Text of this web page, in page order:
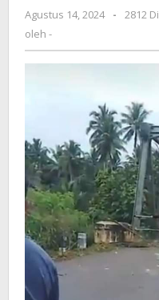
Agustus 14, 2024
oleh
-
2812
oleh -